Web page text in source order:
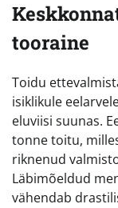
tooraine
Toidu
isiklikule
eluviisi suunas.
tonne toitu,
riknenud
Läbimõeldud
vähendab